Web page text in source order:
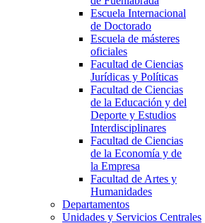
Escuela Internacional
de Doctorado
Escuela de másteres
oficiales
Facultad de Ciencias
Jurídicas y Políticas
Facultad de Ciencias
de la Educación y del
Deporte y Estudios
Interdisciplinares
Facultad de Ciencias
de la Economía y de
la Empresa
Facultad de Artes y
Humanidades
Departamentos
Unidades y Servicios Centrales